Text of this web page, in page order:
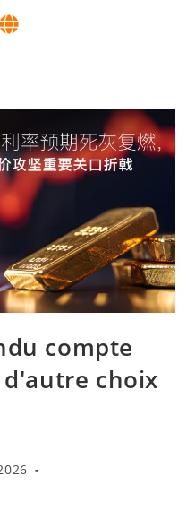
compte
choix